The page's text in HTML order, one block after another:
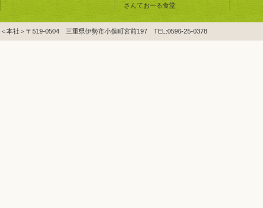
さんておーる食堂
＜本社＞〒519-0504 三重県伊勢市小俣町宮前197 TEL:0596-25-0378